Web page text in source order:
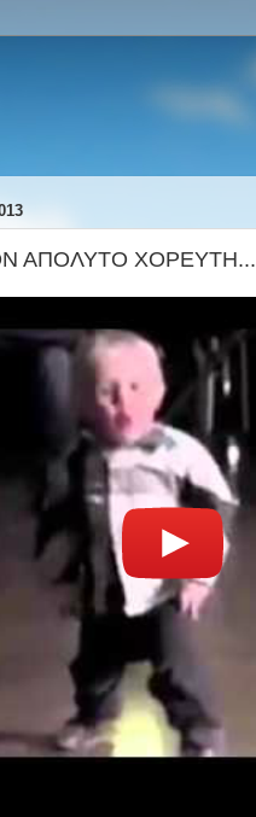
ΑΠΟΛΥΤΟ ΧΟΡΕΥΤΗ...